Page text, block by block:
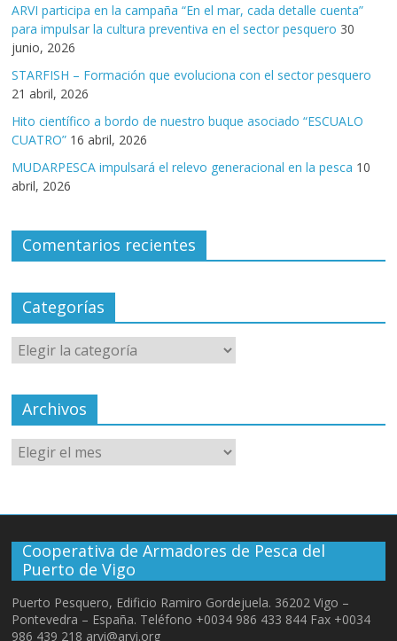
ARVI participa en la campaña “En el mar, cada detalle cuenta”
para impulsar la cultura preventiva en el sector pesquero 30
junio, 2026
STARFISH – Formación que evoluciona con el sector pesquero
21 abril, 2026
Hito científico a bordo de nuestro buque asociado “ESCUALO
CUATRO” 16 abril, 2026
MUDARPESCA impulsará el relevo generacional en la pesca 10
abril, 2026
Comentarios recientes
Categorías
Archivos
Cooperativa de Armadores de Pesca del
Puerto de Vigo
Puerto Pesquero, Edificio Ramiro Gordejuela. 36202 Vigo –
Pontevedra – España. Teléfono +0034 986 433 844 Fax +0034
986 439 218 arvi@arvi.org